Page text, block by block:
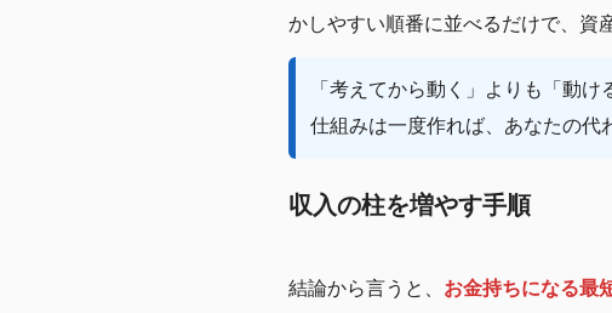
かしやすい順番に並べるだけで、資
「考えてから動く」よりも「動
仕組みは一度作れば、あなたの代
収入の柱を増やす手順
結論から言うと、 お金持ちになる最